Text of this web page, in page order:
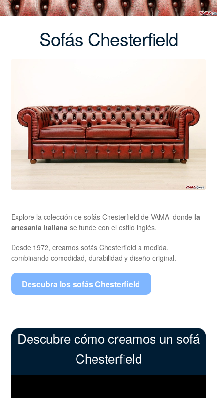
Sofás Chesterfield
Explore la colección de sofás Chesterfield de VAMA, donde la
artesanía italiana se funde con el estilo inglés.
Desde 1972, creamos sofás Chesterfield a medida,
combinando comodidad, durabilidad y diseño original.
Descubra los sofás Chesterfield
Descubre cómo creamos un sofá
Chesterfield